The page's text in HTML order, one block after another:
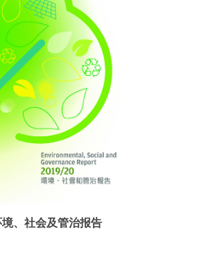
、社会及管治报告